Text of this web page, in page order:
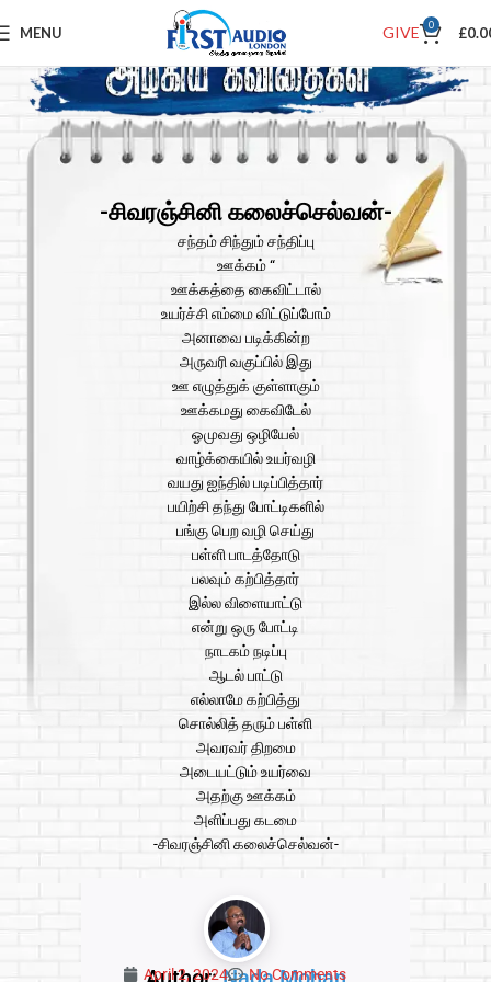
MENU GIVE 0 £
-சிவரஞ்சினி கலைச்செல்வன்-
சந்தம் சிந்தும் சந்திப்பு
ஊக்கம் “
ஊக்கத்தை கைவிட்டால்
உயர்ச்சி எம்மை விட்டுப்போம்
அனாவை படிக்கின்ற
அருவரி வகுப்பில் இது
ஊ எழுத்துக் குள்ளாகும்
ஊக்கமது கைவிடேல்
ஓமுவது ஒழியேல்
வாழ்க்கையில் உயர்வழி
வயது ஐந்தில் படிப்பித்தார்
பயிற்சி தந்து போட்டிகளில்
பங்கு பெற வழி செய்து
பள்ளி பாடத்தோடு
பலவும் கற்பித்தார்
இல்ல விளையாட்டு
என்று ஒரு போட்டி
நாடகம் நடிப்பு
ஆடல் பாட்டு
எல்லாமே கற்பித்து
சொல்லித் தரும் பள்ளி
அவரவர் திறமை
அடையட்டும் உயர்வை
அதற்கு ஊக்கம்
அளிப்பது கடமை
-சிவரஞ்சினி கலைச்செல்வன்-
April 2, 2024 No Comments